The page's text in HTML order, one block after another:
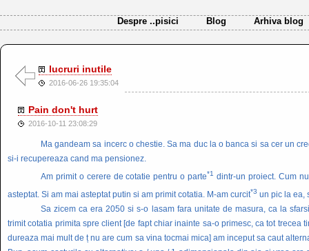
Despre ..pisici Blog Arhiva blog
lucruri inutile
2016-06-26 19:35:04
Pain don't hurt
2016-10-11 23:08:29
Ma gandeam sa incerc o chestie. Sa ma duc la o banca si sa cer un
si-i recupereaza cand ma pensionez.
Am primit o cerere de cotatie pentru o parte*1 dintr-un proiect. Cum
asteptat. Si am mai asteptat putin si am primit cotatia. M-am curcit*3 un pic la ea,
Sa zicem ca era 2050 si s-o lasam fara unitate de masura, ca la
trimit cotatia primita spre client [de fapt chiar inainte sa-o primesc, ca tot
dureaza mai mult de ț nu are cum sa vina tocmai mica] am inceput sa caut